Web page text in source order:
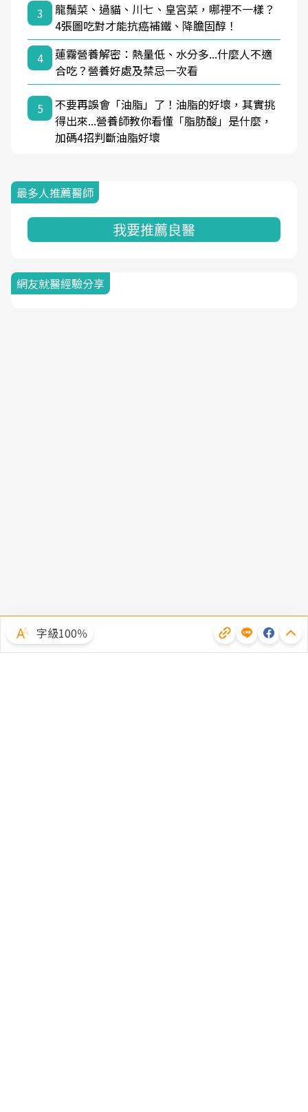
3
龍鬚菜、過貓、川七、皇宮菜，哪裡不一樣？
4張圖吃對才能抗癌補鐵、降膽固醇！
4
蓮霧營養解密：熱量低、水分多...什麼人不適
合吃？營養好處及禁忌一次看
5
不要再誤會「油脂」了！油脂的好壞，其實挑
得出來...營養師教你看懂「脂肪酸」是什麼，
加碼4招判斷油脂好壞
最多人推薦醫師
我要推薦良醫
網友就醫經驗分享
字級100％